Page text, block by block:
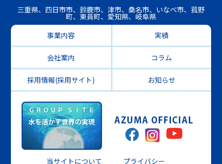
三重県、四日市市、鈴鹿市、津市、桑名市、いなべ市、菰野
町、東員町、愛知県、岐阜県
事業内容
実績
会社案内 コラム
採用情報(採用サイト) お知らせ
当サイトについて プライバシー